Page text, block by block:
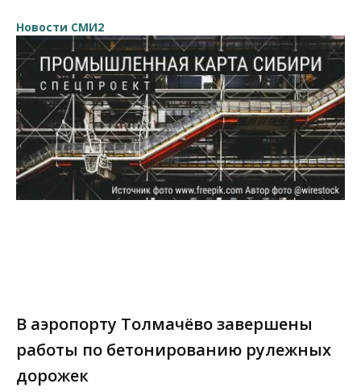
Новости СМИ2
В аэропорту Толмачёво завершены
работы по бетонированию рулежных
дорожек